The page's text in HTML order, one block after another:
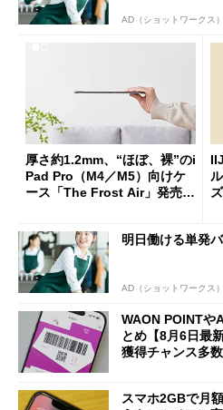
AD（ショットワークス）
厚さ約1.2mm、“ほぼ、裸”のi
Pad Pro（M4／M5）向けケ
ース「The Frost Air」発売
明日働ける単発
AD（ショットワークス）
WAON POINTや
とめ【8月6日最
獲得チャンス多数
スマホ2GBで月